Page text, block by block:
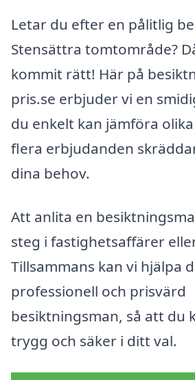
Letar du efter en pålitlig
Stensättra tomtområde?
kommit rätt! Här på
pris.se erbjuder vi en
du enkelt kan jämföra
flera erbjudanden
dina behov.
Att anlita en
steg i fastighetsaffärer
Tillsammans kan vi hjälpa
professionell och prisvärd
besiktningsman, så att du
trygg och säker i ditt val.